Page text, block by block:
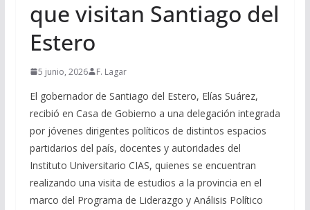
que visitan Santiago del
Estero
5 junio, 2026 F. Lagar
El gobernador de Santiago del Estero, Elías Suárez,
recibió en Casa de Gobierno a una delegación integrada
por jóvenes dirigentes políticos de distintos espacios
partidarios del país, docentes y autoridades del
Instituto Universitario CIAS, quienes se encuentran
realizando una visita de estudios a la provincia en el
marco del Programa de Liderazgo y Análisis Político